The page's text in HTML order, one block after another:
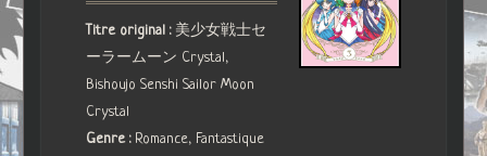
Titre original : 美少女戦士セ
ーラームーン Crystal,
Bishoujo Senshi Sailor Moon
Crystal
Genre : Romance, Fantastique